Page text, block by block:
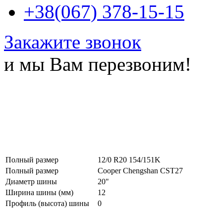
+38(067) 378-15-15
Закажите звонок
и мы Вам перезвоним!
Полный размер
12/0 R20 154/151K
Полный размер
Cooper Chengshan CST27
Диаметр шины
20"
Ширина шины (мм)
12
Профиль (высота) шины
0